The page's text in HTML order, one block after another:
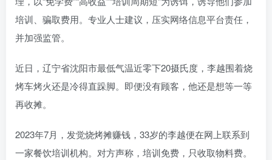
培训、骗取费用。专业人士建议，压实网络信息平台责任，
并加强监管。
近日，辽宁省沈阳市最低气温近零下20摄氏度，李越围着烧
烤车烤火还是冷得直跺脚。即便没有顾客，他还是想等一等
再收摊。
2023年7月，发觉烧烤摊赚钱，33岁的李越便在网上联系到
一家餐饮培训机构。对方声称，培训免费，只收取物料费。